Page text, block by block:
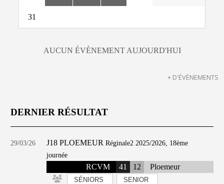
31
AUCUN ÉVÈNEMENT AUJOURD'HUI
+ D'ÉVÈNEMENTS
DERNIER RÉSULTAT
29/03/26 J18 PLOEMEUR Réginale2 2025/2026, 18ème
journée
RCVM 41 12 Ploemeur
SÉNIORS SENIOR